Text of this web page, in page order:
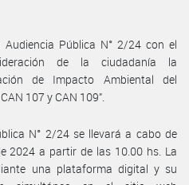
Audiencia Pública N° 2/24 con el
de la ciudadanía la
de Impacto Ambiental del
107 y CAN 109”.
N° 2/24 se llevará a cabo de
2024 a partir de las 10.00 hs. La
una plataforma digital y su